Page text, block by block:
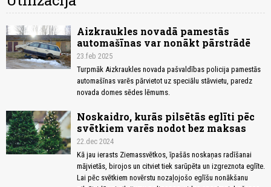
Aizkraukles novadā pamestās
automašīnas var nonākt pārstrādē
23.feb 2025
Turpmāk Aizkraukles novada pašvaldības policija pamestās
automašīnas varēs pārvietot uz speciālu stāvvietu, paredz
novada domes sēdes lēmums.
Noskaidro, kurās pilsētās eglīti pēc
svētkiem varēs nodot bez maksas
22.dec 2024
Kā jau ierasts Ziemassvētkos, īpašās noskaņas radīšanai
mājvietās, birojos un citviet tiek sarūpēta un izgreznota eglīte.
Lai pēc svētkiem novērstu nozaļojošo eglīšu nonākšanu